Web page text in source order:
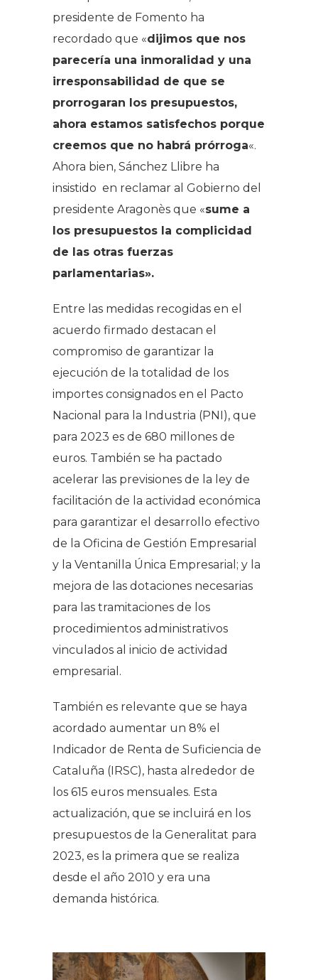
presidente de Fomento ha
recordado que «dijimos que nos
parecería una inmoralidad y una
irresponsabilidad de que se
prorrogaran los presupuestos,
ahora estamos satisfechos porque
creemos que no habrá prórroga«.
Ahora bien, Sánchez Llibre ha
insistido en reclamar al Gobierno del
presidente Aragonès que «sume a
los presupuestos la complicidad
de las otras fuerzas
parlamentarias».
Entre las medidas recogidas en el
acuerdo firmado destacan el
compromiso de garantizar la
ejecución de la totalidad de los
importes consignados en el Pacto
Nacional para la Industria (PNI), que
para 2023 es de 680 millones de
euros. También se ha pactado
acelerar las previsiones de la ley de
facilitación de la actividad económica
para garantizar el desarrollo efectivo
de la Oficina de Gestión Empresarial
y la Ventanilla Única Empresarial; y la
mejora de las dotaciones necesarias
para las tramitaciones de los
procedimientos administrativos
vinculados al inicio de actividad
empresarial.
También es relevante que se haya
acordado aumentar un 8% el
Indicador de Renta de Suficiencia de
Cataluña (IRSC), hasta alrededor de
los 615 euros mensuales. Esta
actualización, que se incluirá en los
presupuestos de la Generalitat para
2023, es la primera que se realiza
desde el año 2010 y era una
demanda histórica.